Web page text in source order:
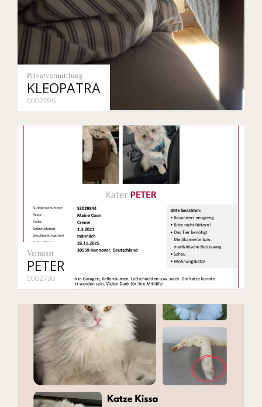
Privatvermittlung
KLEOPATRA
0002696
Vermisst
PETER
0002730